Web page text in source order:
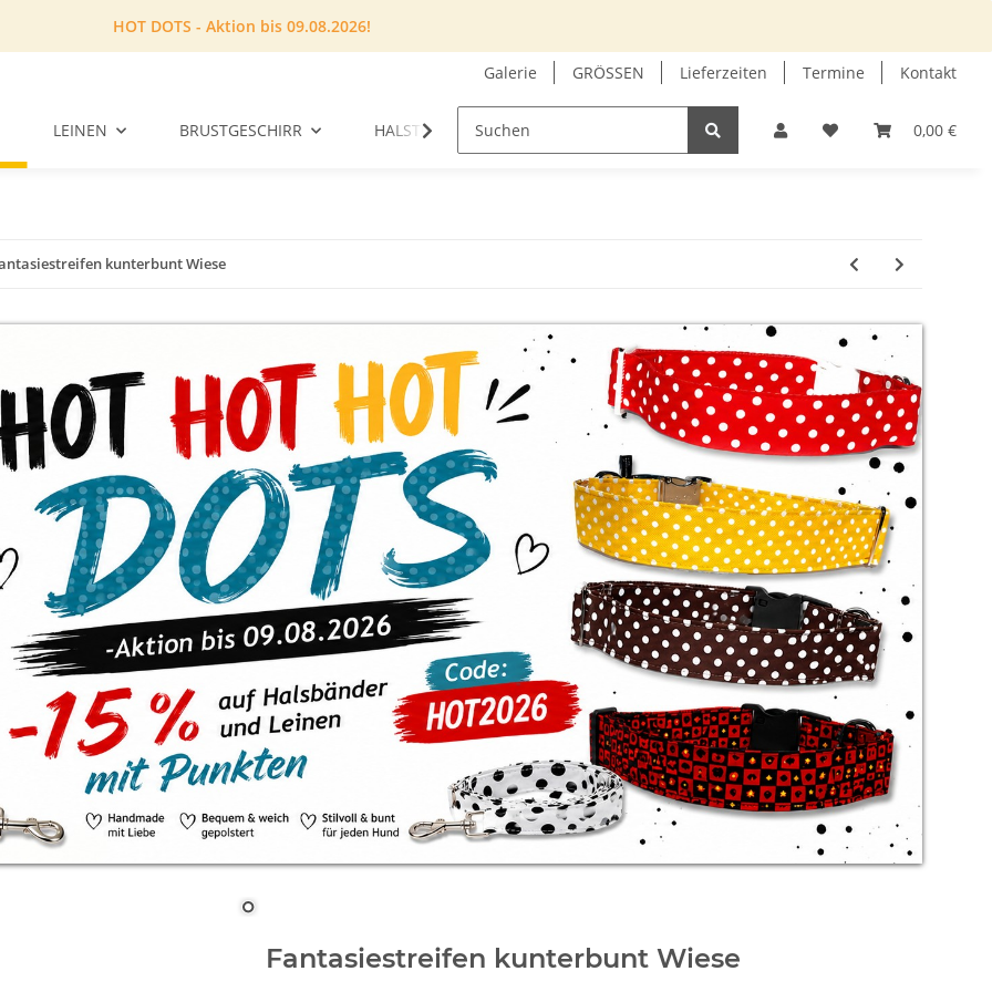
HOT DOTS - Aktion bis 09.08.2026!
Galerie GRÖSSEN Lieferzeiten Termine Kontakt
0,00 €
LEINEN BRUSTGESCHIRR HALSTUCH GUTSCHEIN INFOECKE
kunterbunt Wiese
Fantasiestreifen kunterbunt Wiese